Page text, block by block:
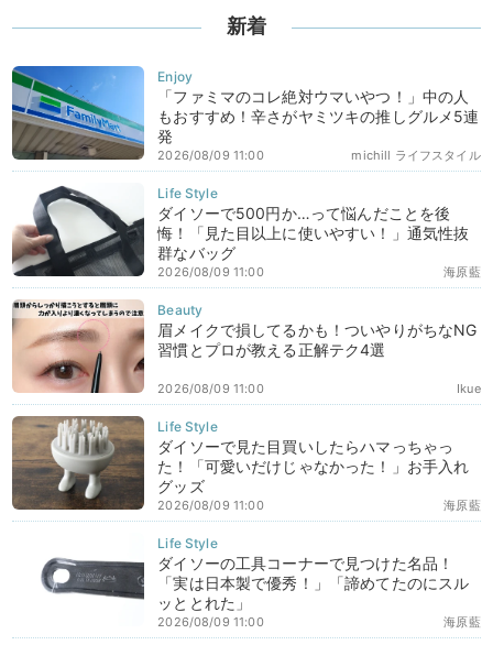
新着
「ファミマのコレ絶対ウマいやつ！」中の人
もおすすめ！辛さがヤミツキの推しグルメ5連
発
michill ライフスタイル
2026/08/09 11:00
ダイソーで500円か…って悩んだことを後
悔！「見た目以上に使いやすい！」通気性抜
群なバッグ
海原藍
2026/08/09 11:00
眉メイクで損してるかも！ついやりがちなNG
習慣とプロが教える正解テク4選
Ikue
2026/08/09 11:00
ダイソーで見た目買いしたらハマっちゃっ
た！「可愛いだけじゃなかった！」お手入れ
グッズ
海原藍
2026/08/09 11:00
ダイソーの工具コーナーで見つけた名品！
「実は日本製で優秀！」「諦めてたのにスル
ッととれた」
海原藍
2026/08/09 11:00